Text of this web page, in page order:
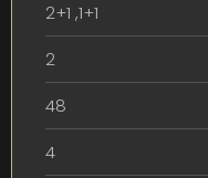
1+1, 2+1
2
48
4